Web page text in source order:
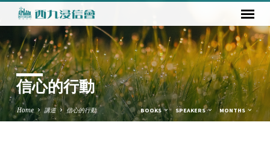
信心的行動
Home 講道 信心的行動 BOOKS SPEAKERS MONTHS